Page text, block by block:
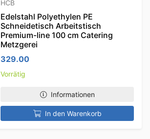
HCB
Edelstahl Polyethylen PE
Schneidetisch Arbeitstisch
Premium-line 100 cm Catering
Metzgerei
329.00
Vorrätig
Informationen
In den Warenkorb